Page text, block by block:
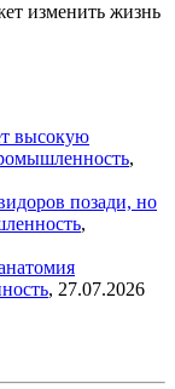
изменить жизнь
высокую
,
позади, но
,
, 27.07.2026